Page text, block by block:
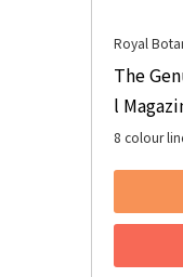
Royal
The
l
8 colour